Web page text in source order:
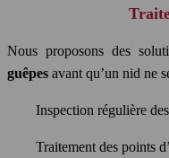
Nous proposons des
guêpes avant qu’un nid ne
Inspection régulière
Traitement des points